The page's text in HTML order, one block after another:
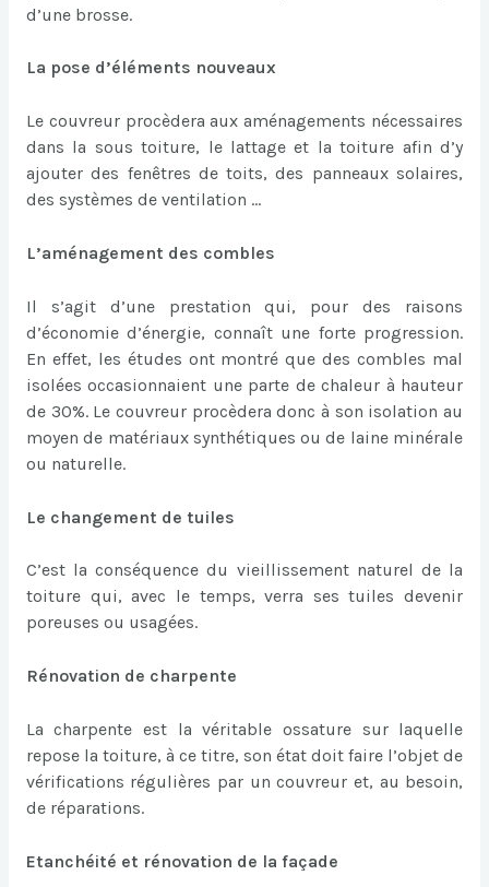
d’une brosse.
La pose d’éléments nouveaux
Le couvreur procèdera aux aménagements nécessaires
dans la sous toiture, le lattage et la toiture afin d’y
ajouter des fenêtres de toits, des panneaux solaires,
des systèmes de ventilation …
L’aménagement des combles
Il s’agit d’une prestation qui, pour des raisons
d’économie d’énergie, connaît une forte progression.
En effet, les études ont montré que des combles mal
isolées occasionnaient une parte de chaleur à hauteur
de 30%. Le couvreur procèdera donc à son isolation au
moyen de matériaux synthétiques ou de laine minérale
ou naturelle.
Le changement de tuiles
C’est la conséquence du vieillissement naturel de la
toiture qui, avec le temps, verra ses tuiles devenir
poreuses ou usagées.
Rénovation de charpente
La charpente est la véritable ossature sur laquelle
repose la toiture, à ce titre, son état doit faire l’objet de
vérifications régulières par un couvreur et, au besoin,
de réparations.
Etanchéité et rénovation de la façade